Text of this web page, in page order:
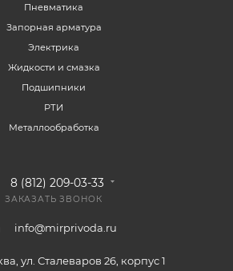
Пневматика
Запорная арматура
Электрика
Жидкости и смазка
Подшипники
РТИ
Металлообработка
8 (812) 209-03-33
ЗАКАЗАТЬ ЗВОНОК
info@mirprivoda.ru
ул. Сталеваров 26, корпус 1